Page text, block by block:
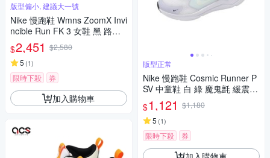
版型偏小, 建議大一號
Nike 慢跑鞋 Wmns ZoomX Invi
ncible Run FK 3 女鞋 黑 路跑
運動鞋 DR2660-001
$2,451 $2,580
5 (1)
限時下殺 券
加入購物車
版型正常
Nike 慢跑鞋 Cosmic Runner P
SV 中童鞋 白 綠 魔鬼氈 緩震
運動鞋 IM6705-111
$1,121 $1,180
5 (1)
限時下殺 券